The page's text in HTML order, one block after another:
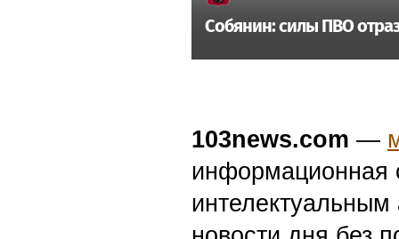
Собянин: силы ПВО
103news.com —
информационная